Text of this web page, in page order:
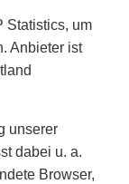
Statistics, um
Anbieter ist
unserer
dabei u. a.
Browser,